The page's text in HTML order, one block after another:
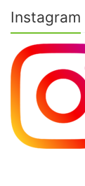
Instagram